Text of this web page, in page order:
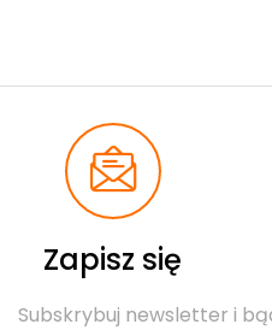
Zapisz się
Subskrybuj newsletter i